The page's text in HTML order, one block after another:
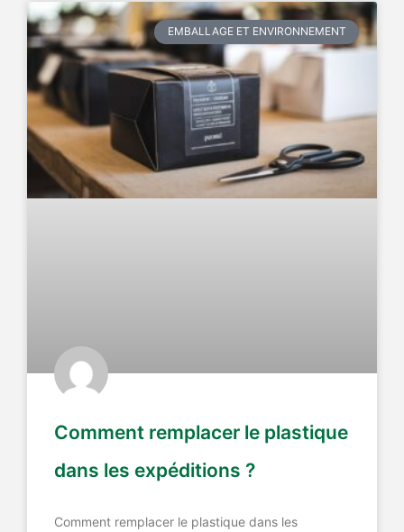
EMBALLAGE ET ENVIRONNEMENT
Comment remplacer le plastique
dans les expéditions ?
Comment remplacer le plastique dans les